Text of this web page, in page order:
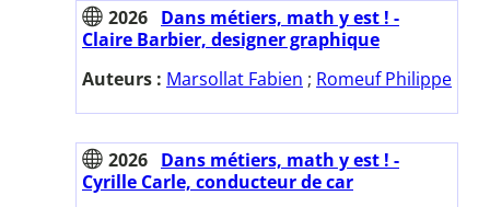
2026 Dans métiers, math y est ! -
Claire Barbier, designer graphique
Auteurs : Marsollat Fabien ; Romeuf Philippe
2026 Dans métiers, math y est ! -
Cyrille Carle, conducteur de car